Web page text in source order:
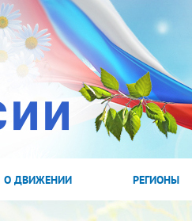
О ДВИЖЕНИИ РЕГИОНЫ